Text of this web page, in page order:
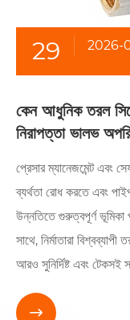
29 2026-
কেন আধুনিক তরল
নিরাপত্তা ভালভ
প্রেসার ম্যানেজমেন্ট এবং
ব্যর্থতা রোধ করতে এবং
উন্নতিতে গুরুত্বপূর্ণ
সাথে, নির্মাতারা
আরও সুনির্দিষ্ট এবং টেকসই
